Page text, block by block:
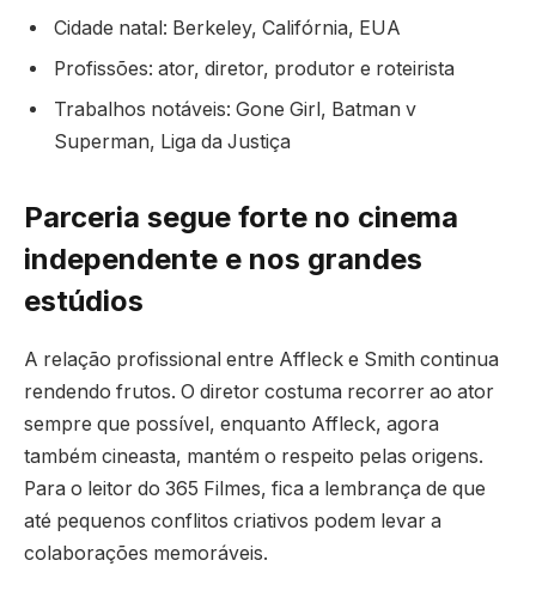
Cidade natal: Berkeley, Califórnia, EUA
Profissões: ator, diretor, produtor e roteirista
Trabalhos notáveis: Gone Girl, Batman v
Superman, Liga da Justiça
Parceria segue forte no cinema
independente e nos grandes
estúdios
A relação profissional entre Affleck e Smith continua
rendendo frutos. O diretor costuma recorrer ao ator
sempre que possível, enquanto Affleck, agora
também cineasta, mantém o respeito pelas origens.
Para o leitor do 365 Filmes, fica a lembrança de que
até pequenos conflitos criativos podem levar a
colaborações memoráveis.